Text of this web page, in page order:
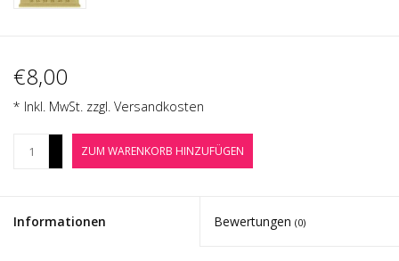
Sound Equipment
Noten-Zubehör
Jobbörse
€8,00
* Inkl. MwSt. zzgl. Versandkosten
ZUM WARENKORB HINZUFÜGEN
Informationen Bewertungen (0)